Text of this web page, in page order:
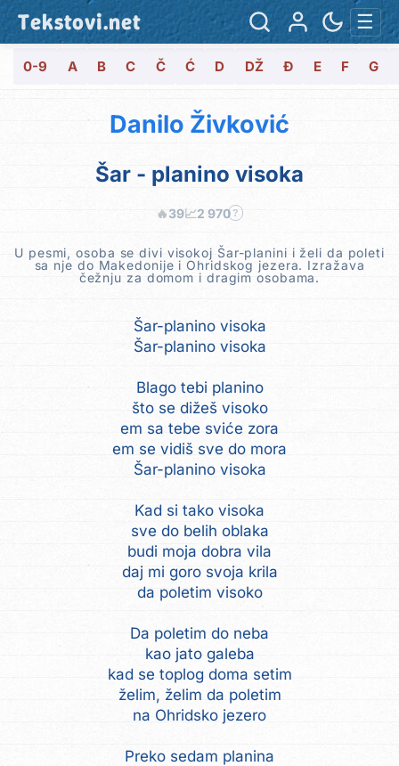
Tekstovi.net ☰
0-9 A B C Č Ć D DŽ Đ E F G
Danilo Živković
Šar - planino visoka
🔥39📈2 970 ?
U pesmi, osoba se divi visokoj Šar-planini i želi da poleti
sa nje do Makedonije i Ohridskog jezera. Izražava
čežnju za domom i dragim osobama.
Šar-planino visoka
Šar-planino visoka
Blago tebi planino
što se dižeš visoko
em sa tebe sviće zora
em se vidiš sve do mora
Šar-planino visoka
Kad si tako visoka
sve do belih oblaka
budi moja dobra vila
daj mi goro svoja krila
da poletim visoko
Da poletim do neba
kao jato galeba
kad se toplog doma setim
želim, želim da poletim
na Ohridsko jezero
Preko sedam planina